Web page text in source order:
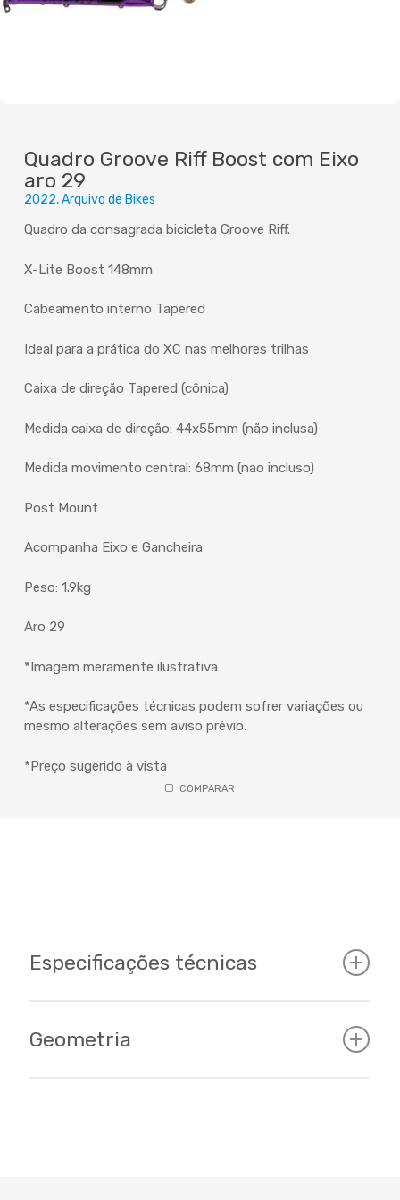
Quadro Groove Riff Boost com Eixo
aro 29
Quadro da consagrada bicicleta Groove Riff.
X-Lite Boost 148mm
Cabeamento interno Tapered
Ideal para a prática do XC nas melhores trilhas
Caixa de direção Tapered (cônica)
Medida caixa de direção: 44x55mm (não inclusa)
Medida movimento central: 68mm (nao incluso)
Post Mount
Acompanha Eixo e Gancheira
Peso: 1.9kg
Aro 29
*Imagem meramente ilustrativa
*As especificações técnicas podem sofrer variações ou
mesmo alterações sem aviso prévio.
*Preço sugerido à vista
COMPARAR
2022 Arquivo de Bikes
Especificações técnicas
Geometria